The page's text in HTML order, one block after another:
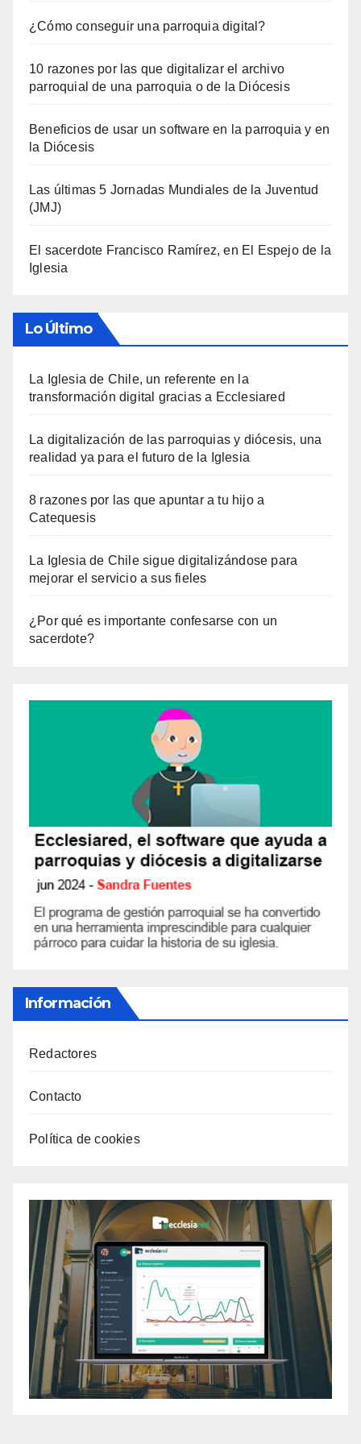
¿Cómo conseguir una parroquia digital?
10 razones por las que digitalizar el archivo
parroquial de una parroquia o de la Diócesis
Beneficios de usar un software en la parroquia y en
la Diócesis
Las últimas 5 Jornadas Mundiales de la Juventud
(JMJ)
El sacerdote Francisco Ramírez, en El Espejo de la
Iglesia
Lo Último
La Iglesia de Chile, un referente en la
transformación digital gracias a Ecclesiared
La digitalización de las parroquias y diócesis, una
realidad ya para el futuro de la Iglesia
8 razones por las que apuntar a tu hijo a
Catequesis
La Iglesia de Chile sigue digitalizándose para
mejorar el servicio a sus fieles
¿Por qué es importante confesarse con un
sacerdote?
Información
Redactores
Contacto
Política de cookies